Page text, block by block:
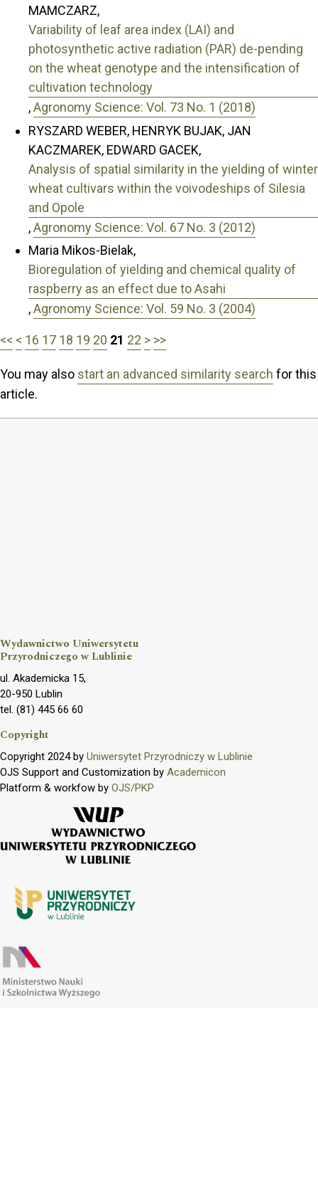
MAMCZARZ,
Variability of leaf area index (LAI) and
photosynthetic active radiation (PAR) de-pending
on the wheat genotype and the intensification of
cultivation technology
,Agronomy Science: Vol. 73 No. 1 (2018)
RYSZARD WEBER, HENRYK BUJAK, JAN
KACZMAREK, EDWARD GACEK,
Analysis of spatial similarity in the yielding of winter
wheat cultivars within the voivodeships of Silesia
and Opole
,Agronomy Science: Vol. 67 No. 3 (2012)
Maria Mikos-Bielak,
Bioregulation of yielding and chemical quality of
raspberry as an effect due to Asahi
,Agronomy Science: Vol. 59 No. 3 (2004)
<< < 16 17 18 19 20 21 22 > >>
You may also start an advanced similarity search for this
article.
Wydawnictwo Uniwersytetu
Przyrodniczego w Lublinie
ul. Akademicka 15,
20-950 Lublin
tel. (81) 445 66 60
Copyright
Copyright 2024 by Uniwersytet Przyrodniczy w Lublinie
OJS Support and Customization by Academicon
Platform & workfow by OJS/PKP